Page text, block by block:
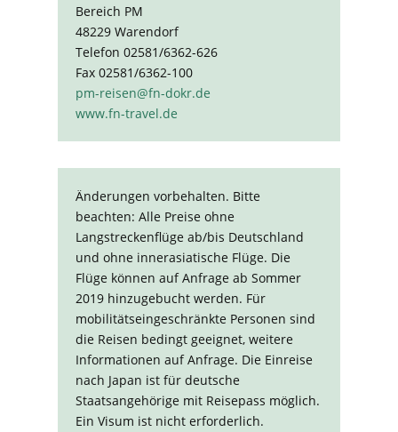
Bereich PM
48229 Warendorf
Telefon 02581/6362-626
Fax 02581/6362-100
pm-reisen@fn-dokr.de
www.fn-travel.de
Änderungen vorbehalten. Bitte
beachten: Alle Preise ohne
Langstreckenflüge ab/bis Deutschland
und ohne innerasiatische Flüge. Die
Flüge können auf Anfrage ab Sommer
2019 hinzugebucht werden. Für
mobilitätseingeschränkte Personen sind
die Reisen bedingt geeignet, weitere
Informationen auf Anfrage. Die Einreise
nach Japan ist für deutsche
Staatsangehörige mit Reisepass möglich.
Ein Visum ist nicht erforderlich.